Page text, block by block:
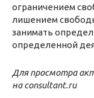
ограничением
лишением
занимать
определенной
Для просмотра
на consultant.ru